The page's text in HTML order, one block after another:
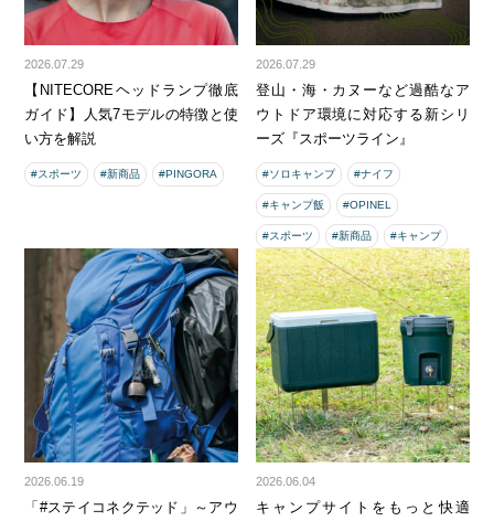
2026.07.29
【NITECOREヘッドランプ徹底
ガイド】人気7モデルの特徴と使
い方を解説
#スポーツ #新商品 #PINGORA
2026.07.29
登山・海・カヌーなど過酷なア
ウトドア環境に対応する新シリ
ーズ『スポーツライン』
#ソロキャンプ #ナイフ
#キャンプ飯 #OPINEL
#スポーツ #新商品 #キャンプ
2026.06.19
「#ステイコネクテッド」～アウ
2026.06.04
キャンプサイトをもっと快適